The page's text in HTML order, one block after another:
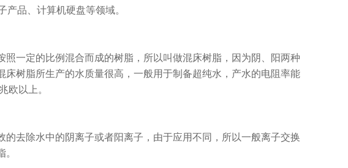
产品、计算机硬盘等领域。
一定的比例混合而成的树脂，所以叫做混床树脂，因为阴、阳两种
树脂所生产的水质量很高，一般用于制备超纯水，产水的电阻率能
欧以上。
去除水中的阴离子或者阳离子，由于应用不同，所以一般离子交换